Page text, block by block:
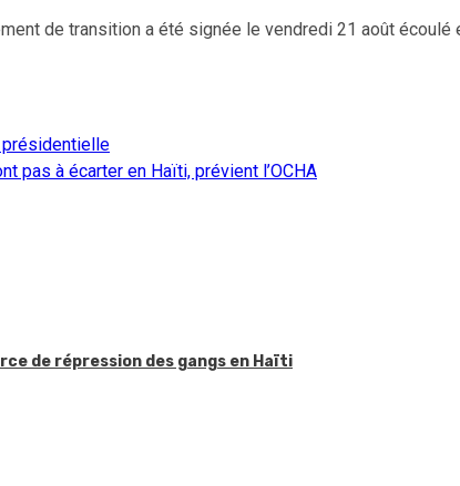
de transition a été signée le vendredi 21 août
présidentielle
pas à écarter en Haïti, prévient l’OCHA
de répression des gangs en Haïti